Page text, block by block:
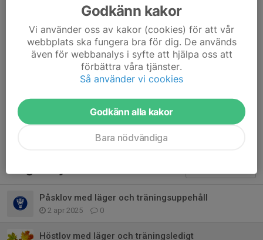
lag, senast den 28 oktober vianmälningsformuläret
Träningsuppehåll under höstlovet
Under höstlovet tar träningarna för badmintonskolan grupper
paus från söndag 27/10 till lördag 2/11. Träningarna startar upp
som vanligt igen från söndagen den 3 november.
Dela nyhet
Påsklov med läger och träningsuppehåll
2 apr 2025 0
Höstlov med läger och träningsledigt
Godkänn kakor
Vi använder oss av kakor (cookies) för att vår
webbplats ska fungera bra för dig. De används
även för webbanalys i syfte att hjälpa oss att
förbättra våra tjänster.
Så använder vi cookies
Godkänn alla kakor
Bara nödvändiga